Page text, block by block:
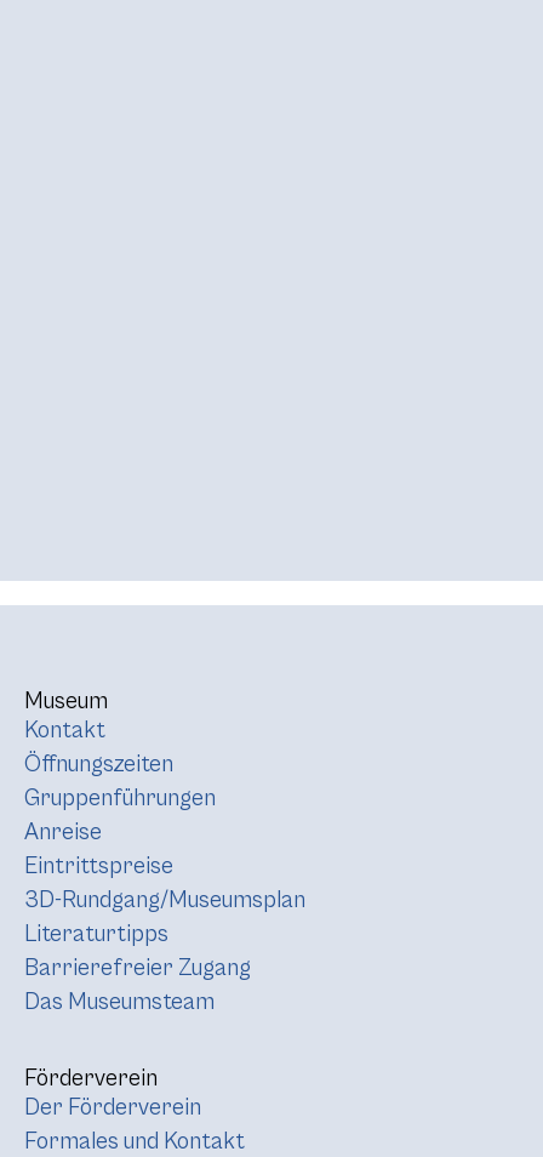
Museum
Kontakt
Öffnungszeiten
Gruppenführungen
Anreise
Eintrittspreise
3D-Rundgang/Museumsplan
Literaturtipps
Barrierefreier Zugang
Das Museumsteam
Förderverein
Der Förderverein
Formales und Kontakt